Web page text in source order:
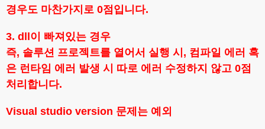
경우도 마찬가지로 0점입니다.
3. dll이 빠져있는 경우
즉, 솔루션 프로젝트를 열어서 실행 시, 컴파일 에러 혹
은 런타임 에러 발생 시 따로 에러 수정하지 않고 0점
처리합니다.
Visual studio version 문제는 예외